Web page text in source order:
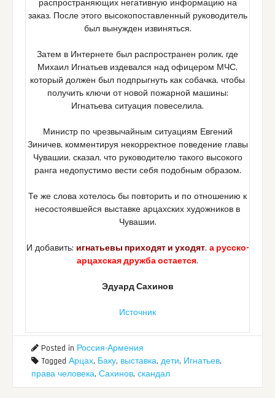
распространяющих негативную информацию на
заказ. После этого высокопоставленный руководитель
был вынужден извиняться.
Затем в Интернете был распространен ролик, где
Михаил Игнатьев издевался над офицером МЧС,
который должен был подпрыгнуть как собачка, чтобы
получить ключи от новой пожарной машины:
Игнатьева ситуация повеселила.
Министр по чрезвычайным ситуациям Евгений
Зиничев, комментируя некорректное поведение главы
Чувашии, сказал, что руководителю такого высокого
ранга недопустимо вести себя подобным образом.
Те же слова хотелось бы повторить и по отношению к
несостоявшейся выставке арцахских художников в
Чувашии.
И добавить: игнатьевы приходят и уходят, а русско-
арцахская дружба остается.
Эдуард Сахинов
Источник
Posted in Россия-Армения
Tagged Арцах, Баку, выставка, дети, Игнатьев,
права человека, Сахинов, скандал